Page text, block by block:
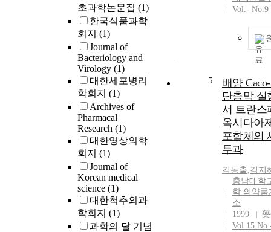
초과학논문집 (1)
한국식품과학
회지 (1)
Journal of
Bacteriology and
Virology (1)
대한세포병리
학회지 (1)
Archives of
Pharmacal
Research (1)
대한영상의학
회지 (1)
Journal of
Korean medical
science (1)
대한척추외과
학회지 (1)
과학의 달 기념
demarcated,
proliferation
looking
showed focal
and a fibrous
cells
count, and
palisading
amianthoid
tumor cells
vimentin, and
desmin, but
negative for
protein,
diagnosis of
Vol.- No.9
5
배양
단층막 실
서 트란스
옥시다아
포합체의
투과
김동출,김지
충남대학
학 의약품
소
1999
Vol.15